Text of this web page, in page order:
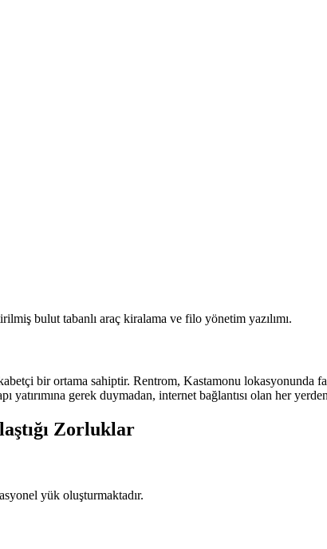
bulut tabanlı araç kiralama ve filo yönetim yazılımı.
bir ortama sahiptir. Rentrom, Kastamonu lokasyonunda
gerek duymadan, internet bağlantısı olan her
Zorluklar
yük oluşturmaktadır.